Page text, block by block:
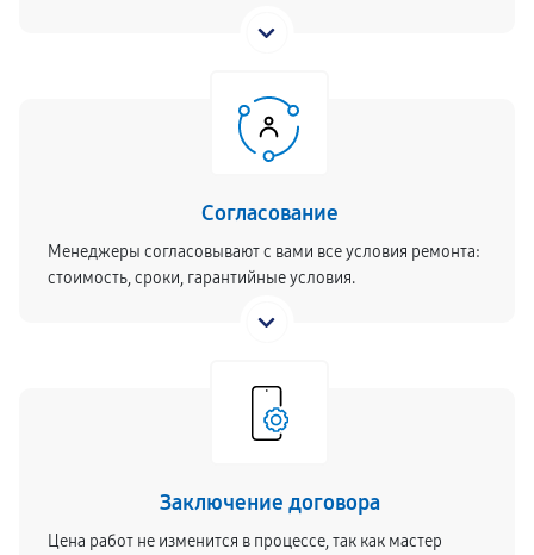
Согласование
Менеджеры согласовывают с вами все условия ремонта:
стоимость, сроки, гарантийные условия.
Заключение договора
Цена работ не изменится в процессе, так как мастер